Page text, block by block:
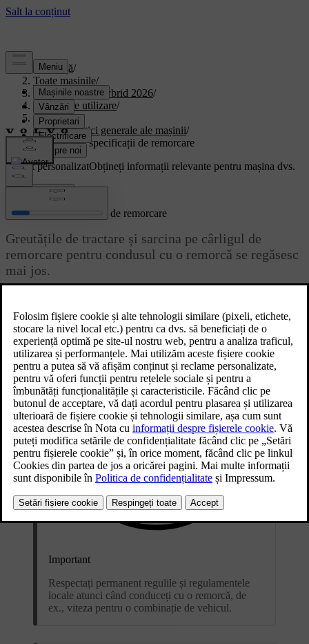
Asistență/
Toate mașinile/
XC90 Plug-in Hybrid 2026/
Manual de utilizare/
Specificații/
Caracteristici generale ale mașinii/
Capacități și specificații de remorcare
Suport personalizatObțineți informații relevante pentru mașina dvs.
Conectează-te
Capacități și specificații de remorcare
Greutățile de tractare și sarcina pe cârligul de
remorcare pentru condusul cu o remorcă se regăsesc
mai jos.
Important
Respectați permanent regulile și regulamentele
locale atunci când conduceți cu o remorcă, de
ex., viteza pentru o combinație de vehicul.